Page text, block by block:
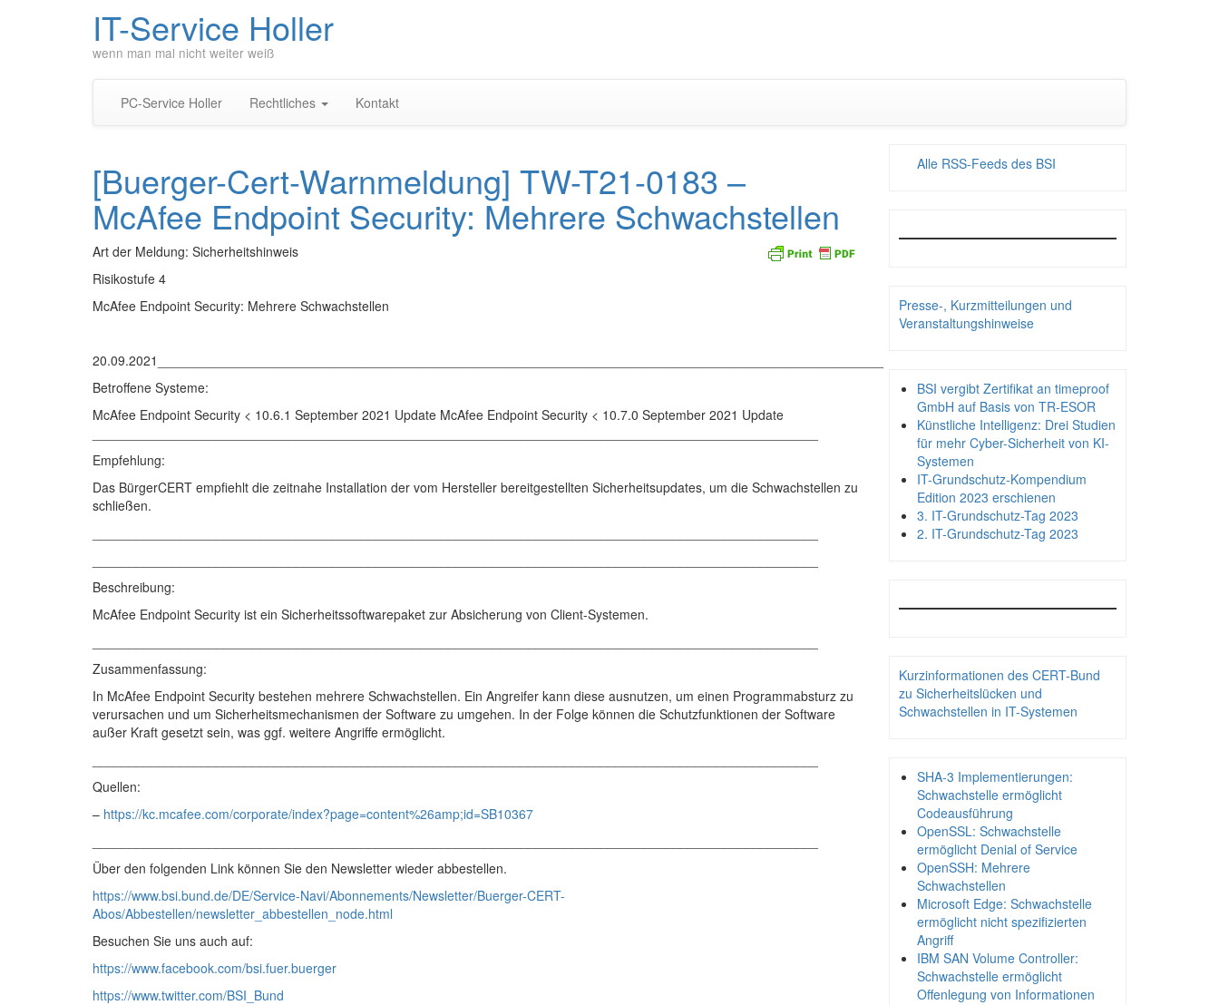
IT-Service Holler
wenn man mal nicht weiter weiß
PC-Service Holler Rechtliches Kontakt
[Buerger-Cert-Warnmeldung] TW-T21-0183 –
McAfee Endpoint Security: Mehrere Schwachstellen
Art der Meldung: Sicherheitshinweis
Risikostufe 4
McAfee Endpoint Security: Mehrere Schwachstellen
20.09.2021____________________________________________________________________________________________________
Betroffene Systeme:
McAfee Endpoint Security < 10.6.1 September 2021 Update McAfee Endpoint Security < 10.7.0 September 2021 Update
Empfehlung:
Das BürgerCERT empfiehlt die zeitnahe Installation der vom Hersteller bereitgestellten Sicherheitsupdates, um die Schwachstellen zu
schließen.
Beschreibung:
McAfee Endpoint Security ist ein Sicherheitssoftwarepaket zur Absicherung von Client-Systemen.
Zusammenfassung:
In McAfee Endpoint Security bestehen mehrere Schwachstellen. Ein Angreifer kann diese ausnutzen, um einen Programmabsturz zu
verursachen und um Sicherheitsmechanismen der Software zu umgehen. In der Folge können die Schutzfunktionen der Software
außer Kraft gesetzt sein, was ggf. weitere Angriffe ermöglicht.
Quellen:
– https://kc.mcafee.com/corporate/index?page=content%26amp;id=SB10367
Über den folgenden Link können Sie den Newsletter wieder abbestellen.
https://www.bsi.bund.de/DE/Service-Navi/Abonnements/Newsletter/Buerger-CERT-
Abos/Abbestellen/newsletter_abbestellen_node.html
Besuchen Sie uns auch auf:
https://www.facebook.com/bsi.fuer.buerger
https://www.twitter.com/BSI_Bund
Alle RSS-Feeds des BSI
Presse-, Kurzmitteilungen und
Veranstaltungshinweise
BSI vergibt Zertifikat an timeproof
GmbH auf Basis von TR-ESOR
Künstliche Intelligenz: Drei Studien
für mehr Cyber-Sicherheit von KI-
Systemen
IT-Grundschutz-Kompendium
Edition 2023 erschienen
3. IT-Grundschutz-Tag 2023
2. IT-Grundschutz-Tag 2023
Kurzinformationen des CERT-Bund
zu Sicherheitslücken und
Schwachstellen in IT-Systemen
SHA-3 Implementierungen:
Schwachstelle ermöglicht
Codeausführung
OpenSSL: Schwachstelle
ermöglicht Denial of Service
OpenSSH: Mehrere
Schwachstellen
Microsoft Edge: Schwachstelle
ermöglicht nicht spezifizierten
Angriff
IBM SAN Volume Controller:
Schwachstelle ermöglicht
Offenlegung von Informationen